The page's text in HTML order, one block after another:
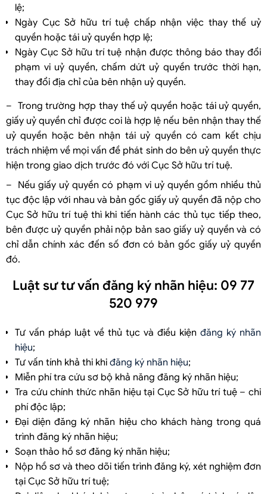
lệ;
Ngày Cục Sở hữu trí tuệ chấp nhận việc thay thế uỷ
quyền hoặc tái uỷ quyền hợp lệ;
Ngày Cục Sở hữu trí tuệ nhận được thông báo thay đổi
phạm vi uỷ quyền, chấm dứt uỷ quyền trước thời hạn,
thay đổi địa chỉ của bên nhận uỷ quyền.
– Trong trường hợp thay thế uỷ quyền hoặc tái uỷ quyền,
giấy uỷ quyền chỉ được coi là hợp lệ nếu bên nhận thay thế
uỷ quyền hoặc bên nhận tái uỷ quyền có cam kết chịu
trách nhiệm về mọi vấn đề phát sinh do bên uỷ quyền thực
hiện trong giao dịch trước đó với Cục Sở hữu trí tuệ.
– Nếu giấy uỷ quyền có phạm vi uỷ quyền gồm nhiều thủ
tục độc lập với nhau và bản gốc giấy uỷ quyền đã nộp cho
Cục Sở hữu trí tuệ thì khi tiến hành các thủ tục tiếp theo,
bên được uỷ quyền phải nộp bản sao giấy uỷ quyền và có
chỉ dẫn chính xác đến số đơn có bản gốc giấy uỷ quyền
đó.
Luật sư tư vấn đăng ký nhãn hiệu: 09 77
520 979
Tư vấn pháp luật về thủ tục và điều kiện đăng ký nhãn
hiệu;
Tư vấn tính khả thi khi đăng ký nhãn hiệu;
Miễn phí tra cứu sơ bộ khả năng đăng ký nhãn hiệu;
Tra cứu chính thức nhãn hiệu tại Cục Sở hữu trí tuệ – chi
phí độc lập;
Đại diện đăng ký nhãn hiệu cho khách hàng trong quá
trình đăng ký nhãn hiệu;
Soạn thảo hồ sơ đăng ký nhãn hiệu;
Nộp hồ sơ và theo dõi tiến trình đăng ký, xét nghiệm đơn
tại Cục Sở hữu trí tuệ;